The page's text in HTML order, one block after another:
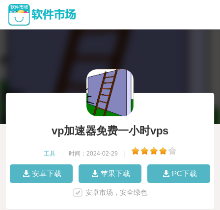
vp加速器免费一小时vps
工具 时间：2024-02-29
安卓下载 苹果下载 PC下载
安卓市场，安全绿色